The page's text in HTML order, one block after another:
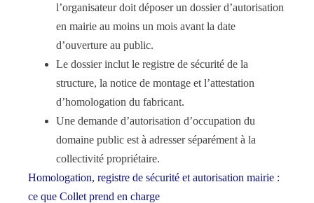
l’organisateur doit déposer un dossier d’autorisation
en mairie au moins un mois avant la date
d’ouverture au public.
Le dossier inclut le registre de sécurité de la
structure, la notice de montage et l’attestation
d’homologation du fabricant.
Une demande d’autorisation d’occupation du
domaine public est à adresser séparément à la
collectivité propriétaire.
Homologation, registre de sécurité et autorisation mairie :
ce que Collet prend en charge